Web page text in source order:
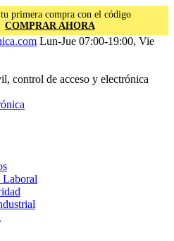
primera compra con el código
COMPRAR AHORA
Lun-Jue 07:00-19:00, Vie
control de acceso y electrónica
Laboral